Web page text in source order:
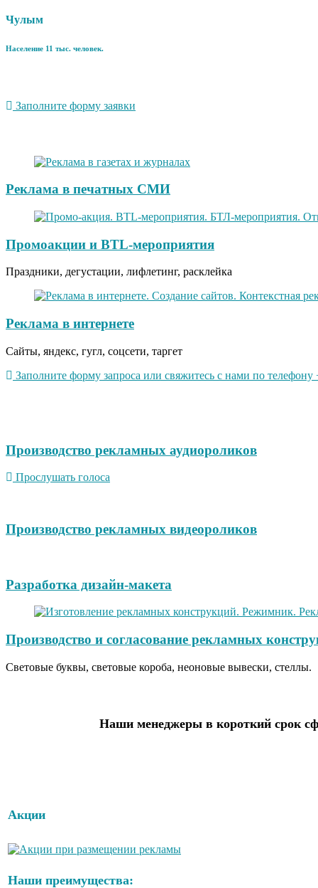
Чулым
Население 11 тыс. человек.
Заполните форму заявки
Реклама в печатных СМИ
Промоакции и BTL-мероприятия
Праздники, дегустации, лифлетинг, расклейка
Реклама в интернете
Сайты, яндекс, гугл, соцсети, таргет
Заполните форму запроса или свяжитесь с нами по
Производство рекламных аудиороликов
Прослушать голоса
Производство рекламных видеороликов
Разработка дизайн-макета
Производство и согласование рекламных
Световые буквы, световые короба, неоновые вывески, стеллы.
Наши менеджеры в короткий срок
Акции
Наши преимущества: